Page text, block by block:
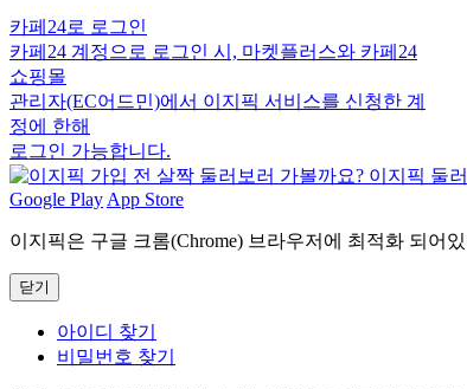
카페24로 로그인
카페24 계정으로 로그인 시, 마켓플러스와 카페24
쇼핑몰
관리자(EC어드민)에서 이지픽 서비스를 신청한 계
정에 한해
로그인 가능합니다.
Google Play App Store
이지픽은 구글 크롬(Chrome) 브라우저에 최적화 되어
닫기
아이디 찾기
비밀번호 찾기